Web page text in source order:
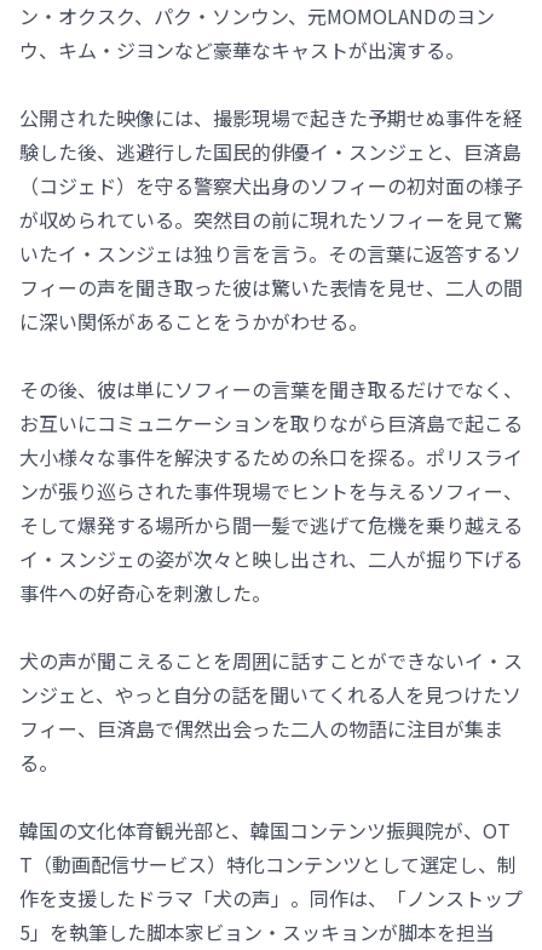
ン・オクスク、パク・ソンウン、元MOMOLANDのヨン
ウ、キム・ジヨンなど豪華なキャストが出演する。
公開された映像には、撮影現場で起きた予期せぬ事件を経
験した後、逃避行した国民的俳優イ・スンジェと、巨済島
（コジェド）を守る警察犬出身のソフィーの初対面の様子
が収められている。突然目の前に現れたソフィーを見て驚
いたイ・スンジェは独り言を言う。その言葉に返答するソ
フィーの声を聞き取った彼は驚いた表情を見せ、二人の間
に深い関係があることをうかがわせる。
その後、彼は単にソフィーの言葉を聞き取るだけでなく、
お互いにコミュニケーションを取りながら巨済島で起こる
大小様々な事件を解決するための糸口を探る。ポリスライ
ンが張り巡らされた事件現場でヒントを与えるソフィー、
そして爆発する場所から間一髪で逃げて危機を乗り越える
イ・スンジェの姿が次々と映し出され、二人が掘り下げる
事件への好奇心を刺激した。
犬の声が聞こえることを周囲に話すことができないイ・ス
ンジェと、やっと自分の話を聞いてくれる人を見つけたソ
フィー、巨済島で偶然出会った二人の物語に注目が集ま
る。
韓国の文化体育観光部と、韓国コンテンツ振興院が、OT
T（動画配信サービス）特化コンテンツとして選定し、制
作を支援したドラマ「犬の声」。同作は、「ノンストップ
5」を執筆した脚本家ビョン・スッキョンが脚本を担当